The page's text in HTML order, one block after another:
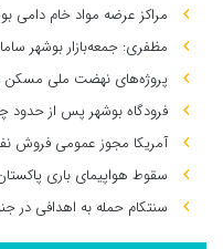
مراکز عرضه مواد خام دامی
مظفری: جمعه‌بازار بوشهر
پروژه‌های نهضت ملی مسکن
فرودگاه بوشهر پس از حدود
آمریکا مجوز عمومی فروش
سقوط هواپیمای باری
سنتکام حمله به اهدافی در